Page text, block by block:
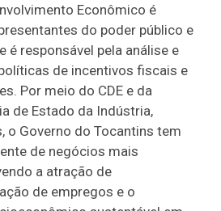
Econômico é
do poder público e
é responsável pela análise e
de incentivos fiscais e
Por meio do CDE e da
de Estado da Indústria,
o Governo do Tocantins tem
de negócios mais
a atração de
de empregos e o